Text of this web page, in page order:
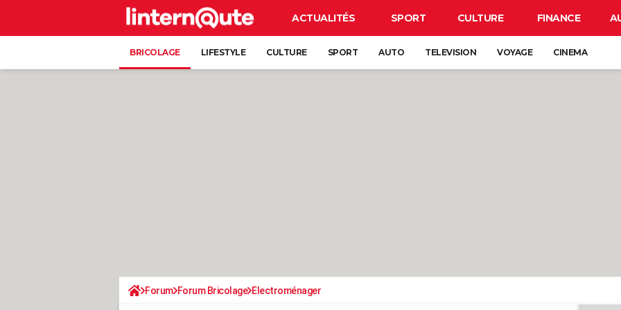
ACTUALITÉS SPORT CULTURE FINANCE
BRICOLAGE LIFESTYLE CULTURE SPORT AUTO TELEVISION VOYAGE CINEMA
Forum Forum Bricolage Electroménager